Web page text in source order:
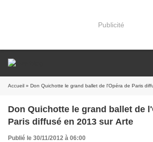
Publicité
Accueil » Don Quichotte le grand ballet de l'Opéra de Paris
Don Quichotte le grand ballet de
Paris diffusé en 2013 sur Arte
Publié le 30/11/2012 à 06:00